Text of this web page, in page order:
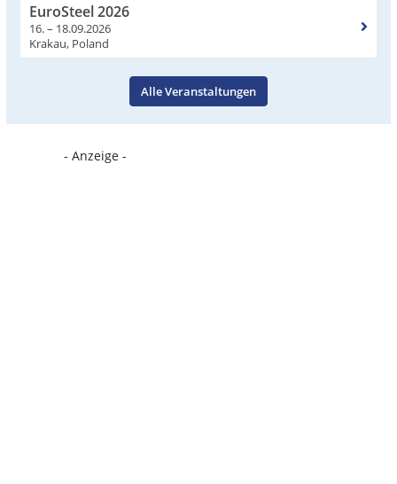
EuroSteel 2026
16. – 18.09.2026
Krakau, Poland
Alle Veranstaltungen
- Anzeige -